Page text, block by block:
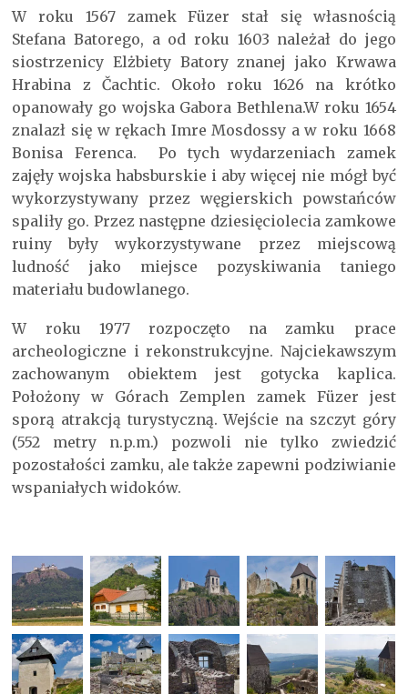
W roku 1567 zamek Füzer stał się własnością
Stefana Batorego, a od roku 1603 należał do jego
siostrzenicy Elżbiety Batory znanej jako Krwawa
Hrabina z Čachtic. Około roku 1626 na krótko
opanowały go wojska Gabora Bethlena.W roku 1654
znalazł się w rękach Imre Mosdossy a w roku 1668
Bonisa Ferenca. Po tych wydarzeniach zamek
zajęły wojska habsburskie i aby więcej nie mógł być
wykorzystywany przez węgierskich powstańców
spaliły go. Przez następne dziesięciolecia zamkowe
ruiny były wykorzystywane przez miejscową
ludność jako miejsce pozyskiwania taniego
materiału budowlanego.
W roku 1977 rozpoczęto na zamku prace
archeologiczne i rekonstrukcyjne. Najciekawszym
zachowanym obiektem jest gotycka kaplica.
Położony w Górach Zemplen zamek Füzer jest
sporą atrakcją turystyczną. Wejście na szczyt góry
(552 metry n.p.m.) pozwoli nie tylko zwiedzić
pozostałości zamku, ale także zapewni podziwianie
wspaniałych widoków.